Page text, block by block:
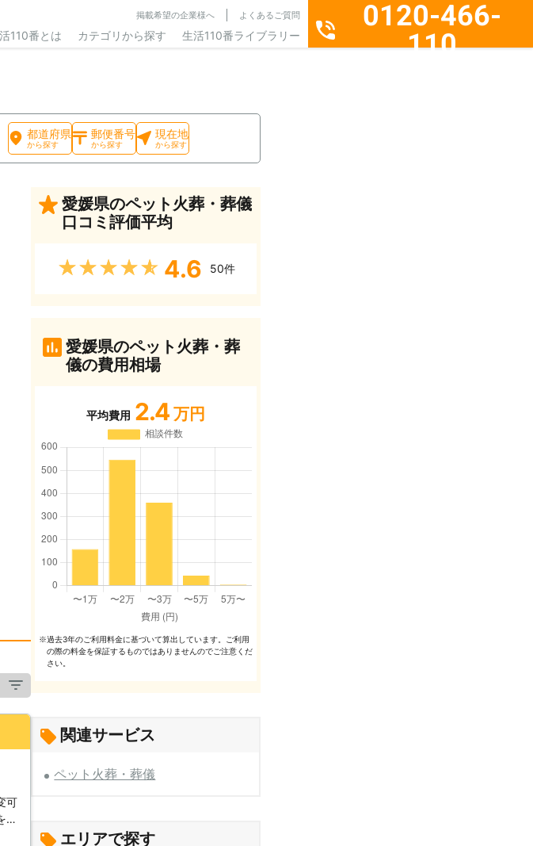
掲載希望の企業様へ よくあるご質問
110番とは カテゴリから探す 生活110番ライブラリー
0120-466-
110
都道府県
から探す
郵便番号
から探す
現在地
から探す
可
飼
愛媛県のペット火葬・葬儀
口コミ評価平均
★★★★★ 4.6 50件
愛媛県のペット火葬・葬
儀の費用相場
平均費用 2.4 万円
※過去3年のご利⽤料⾦に基づいて算出しています。ご利⽤
の際の料⾦を保証するものではありませんのでご注意くだ
さい。
関連サービス
ペット火葬・葬儀
エリアで探す